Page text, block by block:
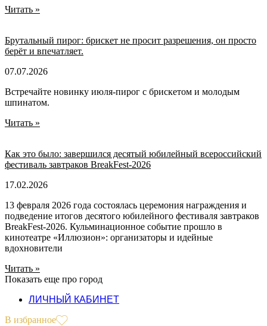
Читать »
Брутальный пирог: брискет не просит разрешения, он просто
берёт и впечатляет.
07.07.2026
Встречайте новинку июля-пирог с брискетом и молодым
шпинатом.
Читать »
Как это было: завершился десятый юбилейный всероссийский
фестиваль завтраков BreakFest-2026
17.02.2026
13 февраля 2026 года состоялась церемония награждения и
подведение итогов десятого юбилейного фестиваля завтраков
BreakFest-2026. Кульминационное событие прошло в
кинотеатре «Иллюзион»: организаторы и идейные
вдохновители
Читать »
Показать еще про город
ЛИЧНЫЙ КАБИНЕТ
В избранное